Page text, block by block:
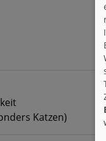
Katzen)